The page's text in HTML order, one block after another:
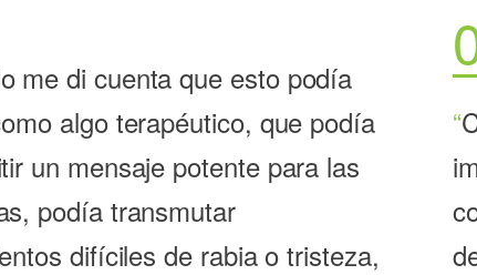
me di cuenta que esto podía
algo terapéutico, que podía
un mensaje potente para las
podía transmutar
difíciles de rabia o tristeza,